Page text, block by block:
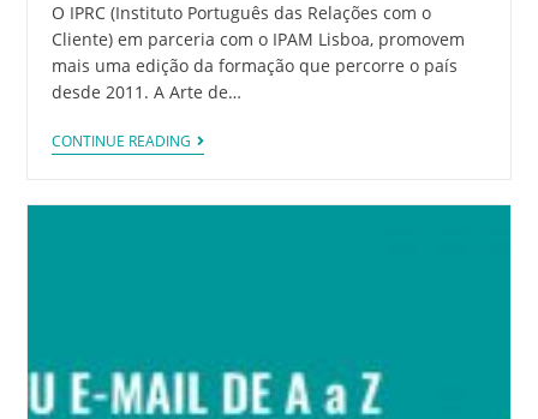
O IPRC (Instituto Português das Relações com o
Cliente) em parceria com o IPAM Lisboa, promovem
mais uma edição da formação que percorre o país
desde 2011. A Arte de…
CONTINUE READING